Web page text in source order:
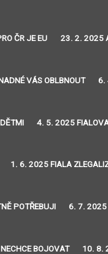
ČR JE EU 23. 2. 2025
VÁS OBLBNOUT 6.
4. 5. 2025
1. 6. 2025 FIALA
POTŘEBUJI 6. 7. 2025
BOJOVAT 10. 8.